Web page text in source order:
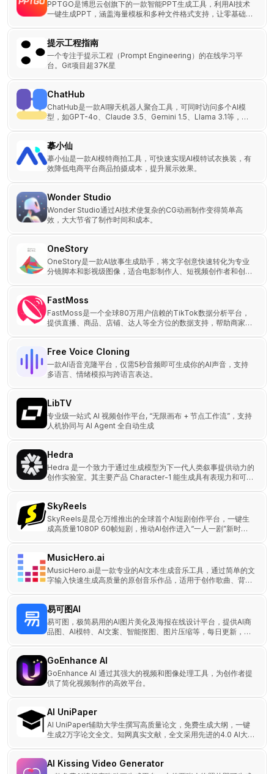
PPTGO是博思云创旗下的一款智能PPT生成工具，利用AI技术
一键生成PPT，涵盖海量模板和多种文件格式支持，让零基础用
提示工程指南
一个专注于提示工程（Prompt Engineering）的在线学习平
台。Git项目超37K星
ChatHub
ChatHub是一款AI聊天机器人聚合工具，可同时访问多个AI模
型，如GPT-4o、Claude 3.5、Gemini 1.5、Llama 3.1等，并
摹小仙
摹小仙是一款AI模特商拍工具，可快速实现AI模特试衣换装，有
效降低电商平台商品拍摄成本，提升展示效果。
Wonder Studio
Wonder Studio通过AI技术使复杂的CG动画制作变得简单高
效，大大节省了制作时间和成本。
OneStory
OneStory是一款AI故事生成助手，将文字创意快速转化为专业
分镜脚本和影视级图像，适合电影制作人、短视频创作者和创意
FastMoss
FastMoss是一个全球80万用户信赖的TikTok数据分析平台，
提供直播、商品、店铺、达人等全方位的数据支持，帮助商家、
Free Voice Cloning
一款AI语音克隆平台，仅需5秒音频即可生成你的AI声音，支持
多语言、情绪模拟与跨语言表达。
LibTV
专业级一站式 AI 视频创作平台, “无限画布 + 节点工作流”，支持
人机协同与 AI Agent 全自动生成
Hedra
Hedra 是一个致力于通过生成模型为下一代人类叙事提供动力的
创作实验室。其主要产品 Character-1 能生成具有表现力和可控
SkyReels
SkyReels是昆仑万维推出的全球首个AI短剧创作平台，一键生
成高质量1080P 60帧短剧，推动AI创作进入“一人一剧”新时
MusicHero.ai
MusicHero.ai是一款专业的AI文本生成音乐工具，通过简单的文
字输入快速生成高质量的原创音乐作品，适用于创作歌曲、背景
易可图AI
易可图，极简易用的AI图片美化及海报在线设计平台，提供AI商
品图、AI模特、AI文案、智能抠图、图片压缩等，每日更新，轻
GoEnhance AI
GoEnhance AI 通过其强大的视频和图像处理工具，为创作者提
供了简化视频制作的高效平台。
AI UniPaper
AI UniPaper辅助大学生撰写高质量论文，免费生成大纲，一键
生成2万字论文全文。知网真实文献，全文采用先进的4.0 AI大模
AI Kissing Video Generator